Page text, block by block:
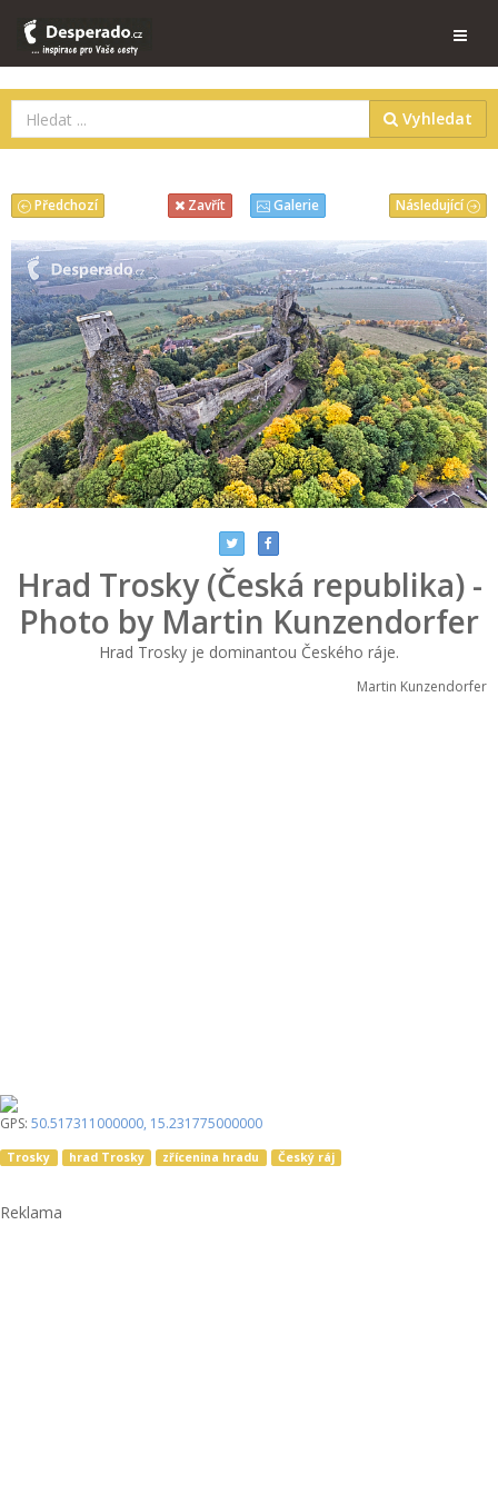
Vyhledat
Následující
Předchozí Zavřít Galerie
Hrad Trosky (Česká republika) -
Photo by Martin Kunzendorfer
Hrad Trosky je dominantou Českého ráje.
Martin Kunzendorfer
GPS: 50.517311000000, 15.231775000000
Trosky hrad Trosky zřícenina hradu Český ráj
Reklama